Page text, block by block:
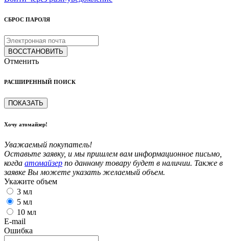
СБРОС ПАРОЛЯ
ВОССТАНОВИТЬ
Отменить
РАСШИРЕННЫЙ ПОИСК
ПОКАЗАТЬ
Хочу атомайзер!
Уважаемый покупатель!
Оставьте заявку, и мы пришлем вам информационное письмо,
когда атомайзер по данному товару будет в наличии. Также в
заявке Вы можете указать желаемый объем.
Укажите объем
3 мл
5 мл
10 мл
E-mail
Ошибка